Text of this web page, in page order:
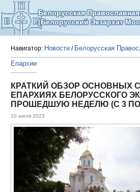
Белорусская
(Белорусский Экзархат
Навигатор: Новости / Белорусская
Епархии
КРАТКИЙ ОБЗОР ОСНОВНЫХ
ЕПАРХИЯХ БЕЛОРУССКОГО
ПРОШЕДШУЮ НЕДЕЛЮ (С 3
10 июля 2023